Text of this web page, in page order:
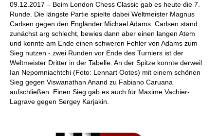
09.12.2017 – Beim London Chess Classic gab es heute die 7.
Runde. Die längste Partie spielte dabei Weltmeister Magnus
Carlsen gegen den Engländer Michael Adams. Carlsen stand
zunächst arg schlecht, bewies dann aber einen langen Atem
und konnte am Ende einen schweren Fehler von Adams zum
Sieg nutzen - zwei Runden vor Ende des Turniers ist der
Weltmeister Dritter in der Tabelle. An der Spitze konnte derweil
Ian Nepomniachtchi (Foto: Lennart Ootes) mit einem schönen
Sieg gegen Viswanathan Anand zu Fabiano Caruana
aufschließen. Einen Sieg gab es auch für Maxime Vachier-
Lagrave gegen Sergey Karjakin.